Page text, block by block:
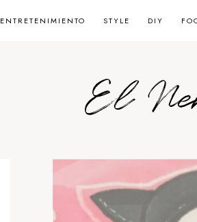
ENTRETENIMIENTO STYLE DIY
El